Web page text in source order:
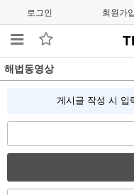
로그인 회원가입
해법동영상
게시글 작성 시 입